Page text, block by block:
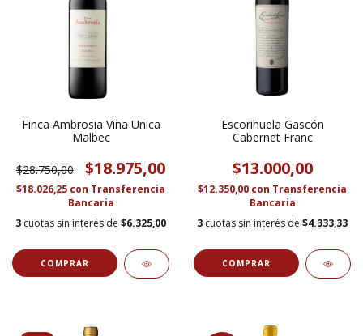
Finca Ambrosia Viña Unica
Malbec
$28.750,00 $18.975,00
$18.026,25 con Transferencia
Bancaria
3 cuotas sin interés de $6.325,00
Escorihuela Gascón
Cabernet Franc
$13.000,00
$12.350,00 con Transferencia
Bancaria
3 cuotas sin interés de $4.333,33